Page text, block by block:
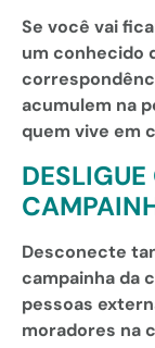
Se você vai
um conhecido
acumulem na
quem vive em
DESLIGUE
Desconecte
campainha da
pessoas
moradores na